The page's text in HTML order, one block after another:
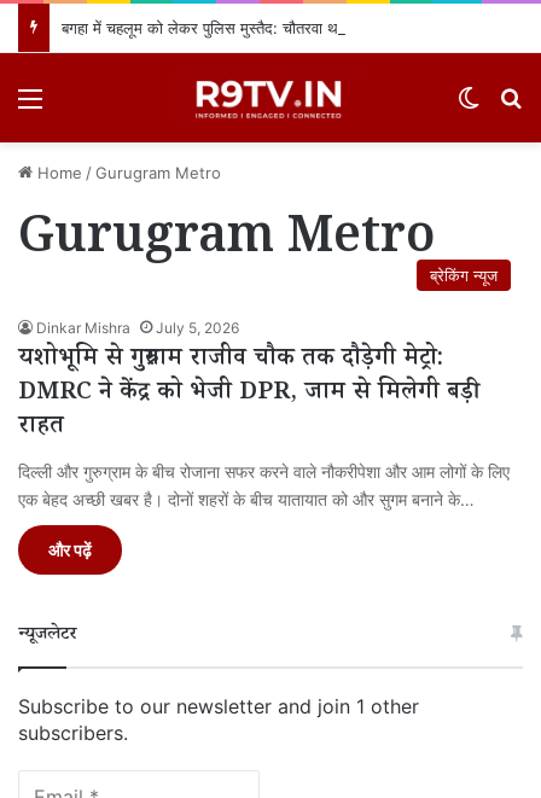
Home /Gurugram Metro
Gurugram Metroब्रेकिंग न्यूज
Dinkar Mishra July 5, 2026
यशोभूमि से गुरुग्राम राजीव चौक तक दौड़ेगी मेट्रो:
DMRC ने केंद्र को भेजी DPR, जाम से मिलेगी बड़ी
राहत
दिल्ली और गुरुग्राम के बीच रोजाना सफर करने वाले नौकरीपेशा और आम लोगों के लिए
एक बेहद अच्छी खबर है। दोनों शहरों के बीच यातायात को और सुगम बनाने के…
और पढ़ें
न्यूजलेटर
Subscribe to our newsletter and join 1 other
subscribers.